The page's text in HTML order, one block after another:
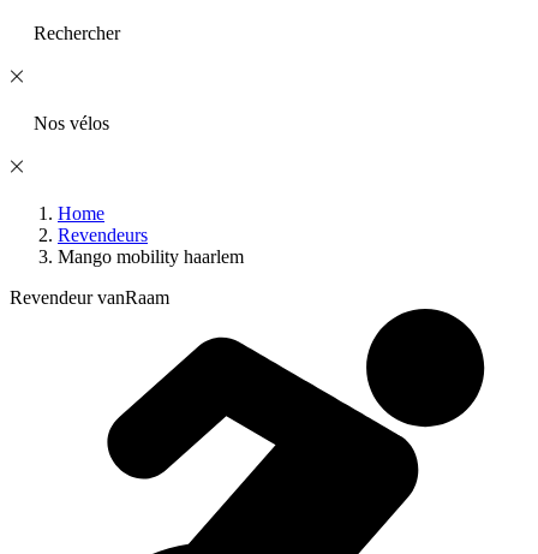
Rechercher
Nos vélos
Home
Revendeurs
Mango mobility haarlem
Revendeur vanRaam